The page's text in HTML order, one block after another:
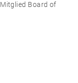
Board of